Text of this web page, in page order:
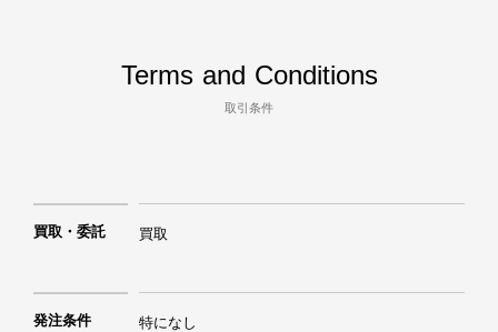
Terms and Conditions
取引条件
買取・委託 買取
発注条件 特になし